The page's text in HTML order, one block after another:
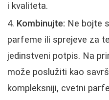
i kvaliteta.
Kombinujte: Ne bojte
parfeme ili sprejeve za
jedinstveni potpis. Na
može poslužiti kao
kompleksniji, cvetni